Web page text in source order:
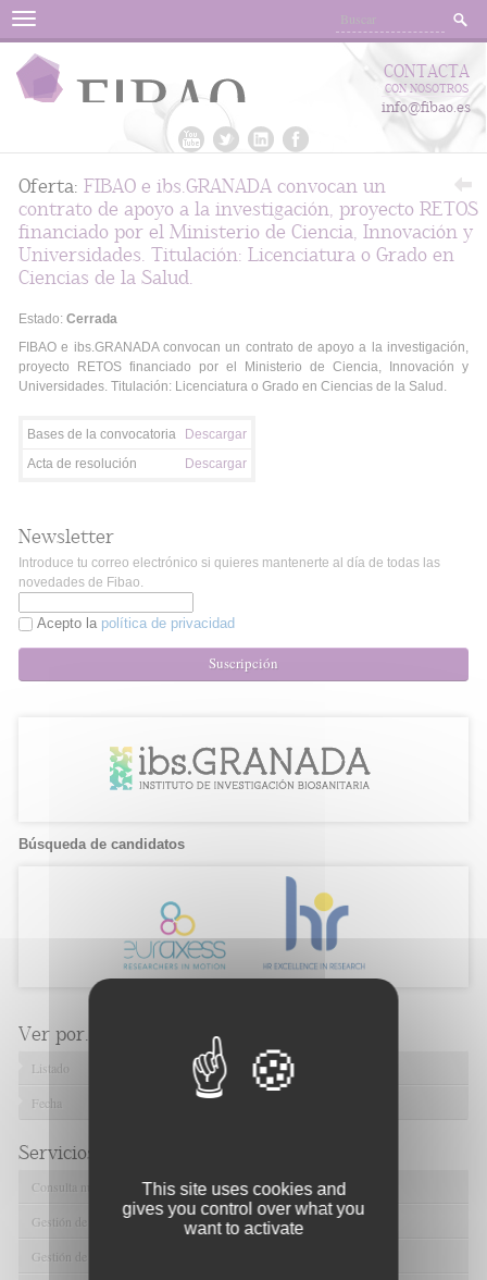
Menu
CONTACTA
CON NOSOTROS
info@fibao.es
Oferta: FIBAO e ibs.GRANADA convocan un
contrato de apoyo a la investigación, proyecto RETOS
financiado por el Ministerio de Ciencia, Innovación y
Universidades. Titulación: Licenciatura o Grado en
Ciencias de la Salud.
Estado: Cerrada
FIBAO e ibs.GRANADA convocan un contrato de apoyo a la investigación,
proyecto RETOS financiado por el Ministerio de Ciencia, Innovación y
Universidades. Titulación: Licenciatura o Grado en Ciencias de la Salud.
Bases de la convocatoria
Descargar
Acta de resolución
Descargar
Newsletter
Introduce tu correo electrónico si quieres mantenerte al día de todas las
novedades de Fibao.
Acepto la política de privacidad
Suscripción
Búsqueda de candidatos
Ver por...
Listado
Fecha
Servicios de FIBAO
Consulta nuestras Ofertas Tecnológicas
Gestión de Ensayos Clínicos y Estudios Observacionales
Gestión de la Innovación y la Transferencia Tecnológica
This site uses cookies and
gives you control over what you
want to activate